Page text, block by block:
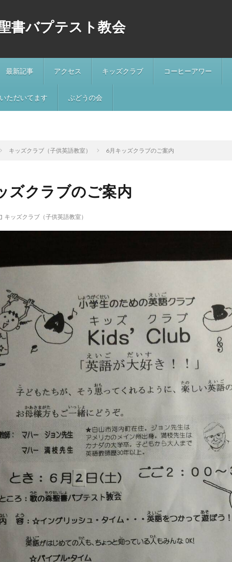
書バプテスト教会
最新記事 アクセス キッズクラブ コーヒーアワー
ただいてます ぶどうの会
キッズクラブ（子供英語教室） 6月キッズクラブのご案内
ズクラブのご案内
キッズクラブ（子供英語教室）